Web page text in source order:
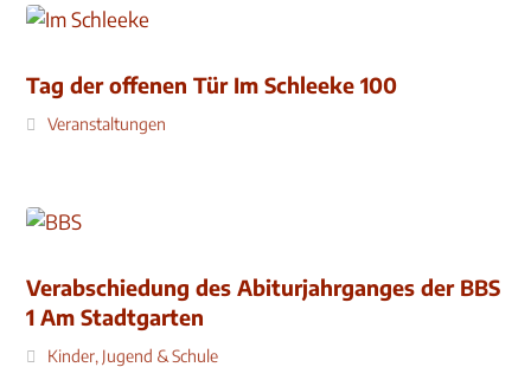
Tag der offenen Tür Im Schleeke 100
Veranstaltungen
Verabschiedung des Abiturjahrganges der BBS
1 Am Stadtgarten
Kinder, Jugend & Schule